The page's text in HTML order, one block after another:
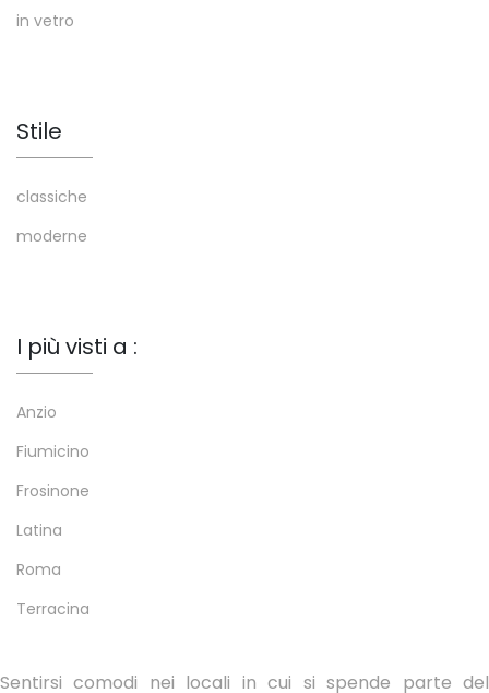
in vetro
Stile
classiche
moderne
I più visti a :
Anzio
Fiumicino
Frosinone
Latina
Roma
Terracina
Sentirsi comodi nei locali in cui si spende parte del